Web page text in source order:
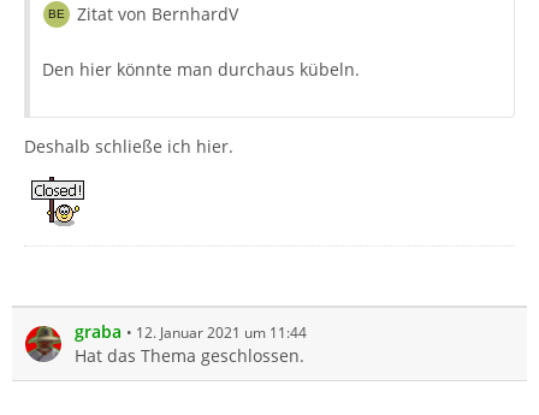
Zitat von BernhardV
Den hier könnte man durchaus kübeln.
Deshalb schließe ich hier.
graba 12. Januar 2021 um 11:44
Hat das Thema geschlossen.